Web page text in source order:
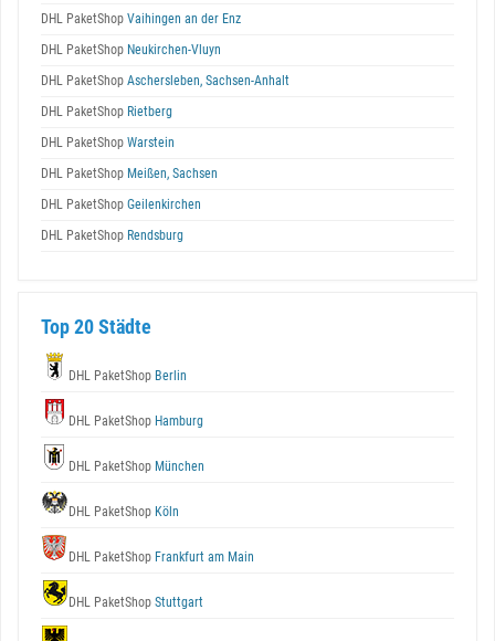
DHL PaketShop Vaihingen an der Enz
DHL PaketShop Neukirchen-Vluyn
DHL PaketShop Aschersleben, Sachsen-Anhalt
DHL PaketShop Rietberg
DHL PaketShop Warstein
DHL PaketShop Meißen, Sachsen
DHL PaketShop Geilenkirchen
DHL PaketShop Rendsburg
Top 20 Städte
DHL PaketShop Berlin
DHL PaketShop Hamburg
DHL PaketShop München
DHL PaketShop Köln
DHL PaketShop Frankfurt am Main
DHL PaketShop Stuttgart